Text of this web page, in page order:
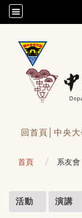
/accesskey""
回首頁│ 中央大
首頁 系友會
活動 演講